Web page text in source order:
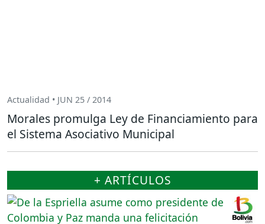
Actualidad • JUN 25 / 2014
Morales promulga Ley de Financiamiento para
el Sistema Asociativo Municipal
+ ARTÍCULOS